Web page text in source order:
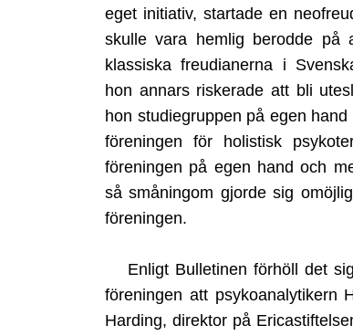
eget initiativ, startade en
skulle vara hemlig berodde
klassiska freudianerna i
hon annars riskerade att bli
hon studiegruppen på egen
föreningen för holistisk
föreningen på egen hand och
så småningom gjorde sig
föreningen.
Enligt Bulletinen förhöll det
föreningen att psykoanalytikern
Harding, direktor på